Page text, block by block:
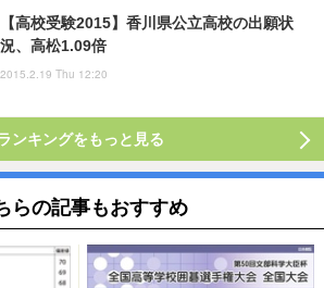
【高校受験2015】香川県公立高校の出願状
況、高松1.09倍
2015.2.19 Thu 12:20
ンキングをもっと見る
らの記事もおすすめ